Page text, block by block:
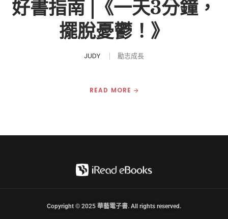
好書指南 |《一天3分鐘，
擺脫憂鬱！》
JUDY 勵志成長
READ MORE
Copyright © 2025 華藝電子書. All rights reserved.